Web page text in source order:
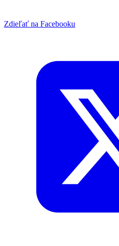
Zdieľať na Facebooku